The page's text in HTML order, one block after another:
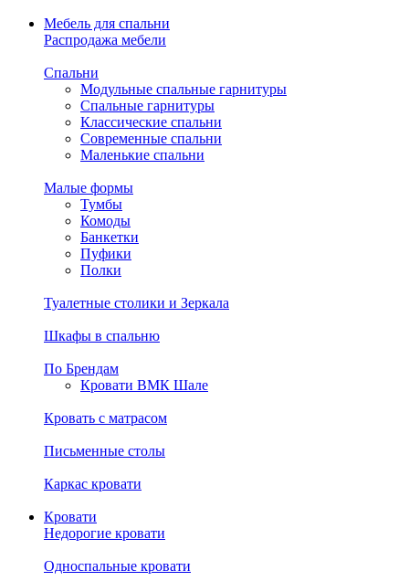
Мебель для спальни
Распродажа мебели
Спальни
Модульные спальные гарнитуры
Спальные гарнитуры
Классические спальни
Современные спальни
Маленькие спальни
Малые формы
Тумбы
Комоды
Банкетки
Пуфики
Полки
Туалетные столики и Зеркала
Шкафы в спальню
По Брендам
Кровати ВМК Шале
Кровать с матрасом
Письменные столы
Каркас кровати
Кровати
Недорогие кровати
Односпальные кровати